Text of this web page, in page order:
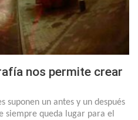
nos permite crear
suponen un antes y un después
siempre queda lugar para el